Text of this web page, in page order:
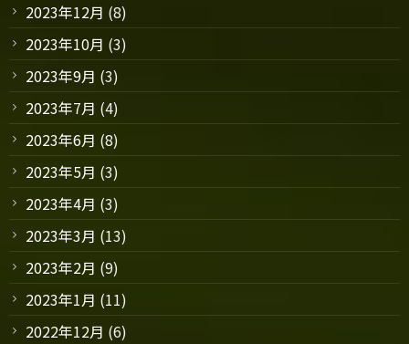
2023年12月 (8)
2023年10月 (3)
2023年9月 (3)
2023年7月 (4)
2023年6月 (8)
2023年5月 (3)
2023年4月 (3)
2023年3月 (13)
2023年2月 (9)
2023年1月 (11)
2022年12月 (6)